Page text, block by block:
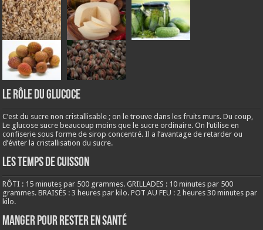
LE RÔLE DU GLUCOCE
C’est du sucre non cristallisable ; on le trouve dans les fruits murs. Du coup,
Le glucose sucre beaucoup moins que le sucre ordinaire. On l’utilise en
confiserie sous forme de sirop concentré. Il a l’avantage de retarder ou
d’éviter la cristallisation du sucre.
LES TEMPS DE CUISSON
RÔTI : 15 minutes par 500 grammes. GRILLADES : 10 minutes par 500
grammes. BRAISÉS : 3 heures par kilo. POT AU FEU : 2 heures 30 minutes par
kilo.
Manger pour rester en santé